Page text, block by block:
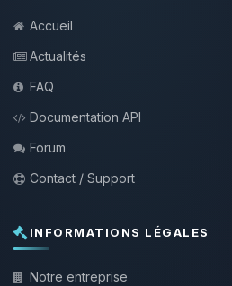
Accueil
Actualités
FAQ
Documentation API
Forum
Contact / Support
INFORMATIONS LÉGALES
Notre entreprise